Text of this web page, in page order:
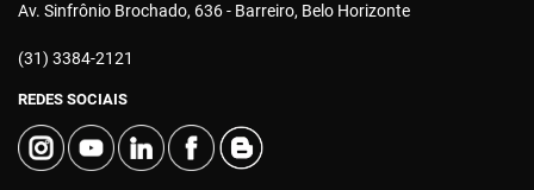
Av. Sinfrônio Brochado, 636 - Barreiro, Belo Horizonte
(31) 3384-2121
REDES SOCIAIS